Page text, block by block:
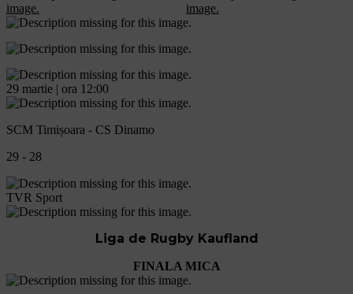
29 martie | ora 12:00
SCM Timișoara - CS Dinamo
29 - 28
TVR Sport
Liga de Rugby Kaufland
FINALA MICA